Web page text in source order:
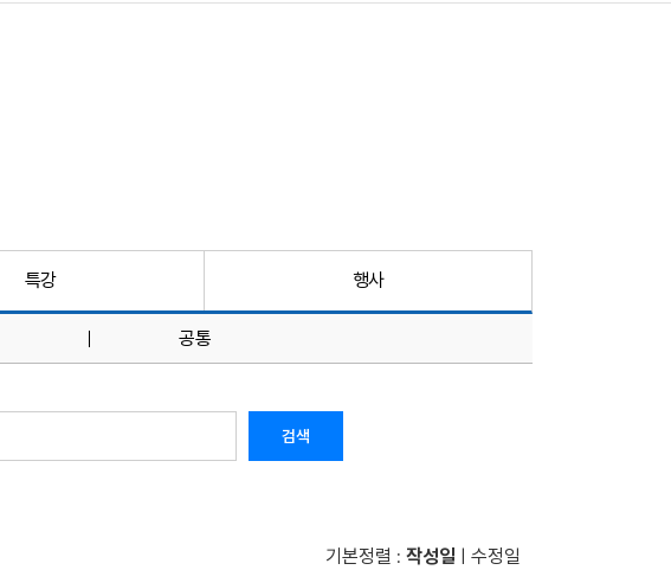
특강 행사
공통
검색
기본정렬 : 작성일 수정일